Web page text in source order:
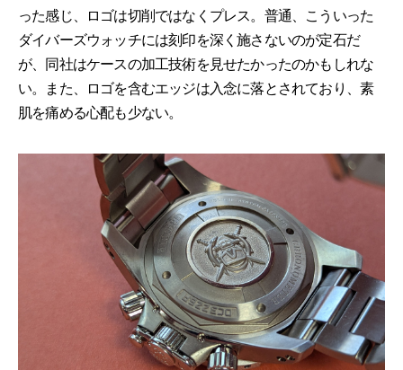
った感じ、ロゴは切削ではなくプレス。普通、こういった
ダイバーズウォッチには刻印を深く施さないのが定石だ
が、同社はケースの加工技術を見せたかったのかもしれな
い。また、ロゴを含むエッジは入念に落とされており、素
肌を痛める心配も少ない。